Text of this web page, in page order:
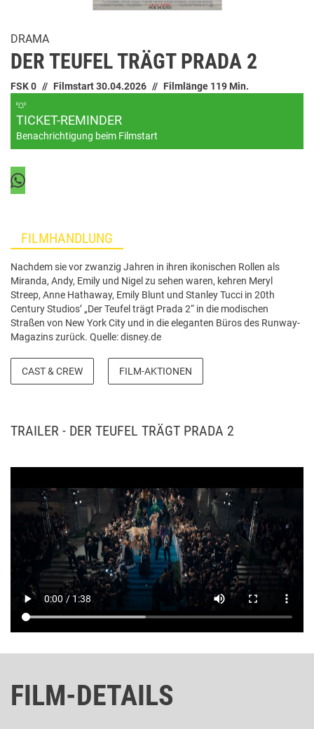
DRAMA
DER TEUFEL TRÄGT PRADA 2
FSK 0 Filmstart 30.04.2026 Filmlänge 119 Min.
TICKET-REMINDER
Benachrichtigung beim Filmstart
FILMHANDLUNG
Nachdem sie vor zwanzig Jahren in ihren ikonischen Rollen als
Miranda, Andy, Emily und Nigel zu sehen waren, kehren Meryl
Streep, Anne Hathaway, Emily Blunt und Stanley Tucci in 20th
Century Studios’ „Der Teufel trägt Prada 2“ in die modischen
Straßen von New York City und in die eleganten Büros des Runway-
Magazins zurück. Quelle: disney.de
CAST & CREW FILM-AKTIONEN
TRAILER - DER TEUFEL TRÄGT PRADA 2
FILM-DETAILS